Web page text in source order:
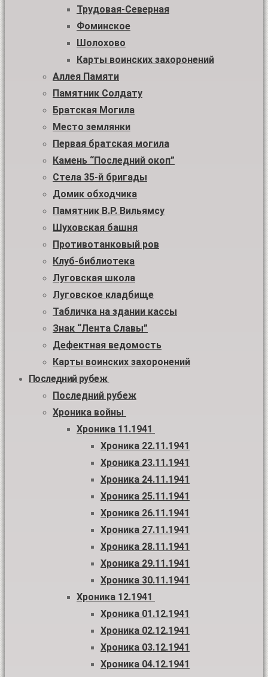
Трудовая-Северная
Фоминское
Шолохово
Карты воинских захоронений
Аллея Памяти
Памятник Солдату
Братская Могила
Место землянки
Первая братская могила
Камень “Последний окоп”
Стела 35-й бригады
Домик обходчика
Памятник В.Р. Вильямсу
Шуховская башня
Противотанковый ров
Клуб-библиотека
Луговская школа
Луговское кладбище
Табличка на здании кассы
Знак “Лента Славы”
Дефектная ведомость
Карты воинских захоронений
Последний рубеж
Последний рубеж
Хроника войны
Хроника 11.1941
Хроника 22.11.1941
Хроника 23.11.1941
Хроника 24.11.1941
Хроника 25.11.1941
Хроника 26.11.1941
Хроника 27.11.1941
Хроника 28.11.1941
Хроника 29.11.1941
Хроника 30.11.1941
Хроника 12.1941
Хроника 01.12.1941
Хроника 02.12.1941
Хроника 03.12.1941
Хроника 04.12.1941